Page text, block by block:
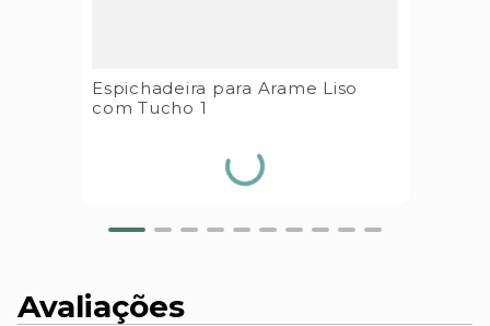
Espichadeira para Arame Liso
com Tucho 1
Avaliações